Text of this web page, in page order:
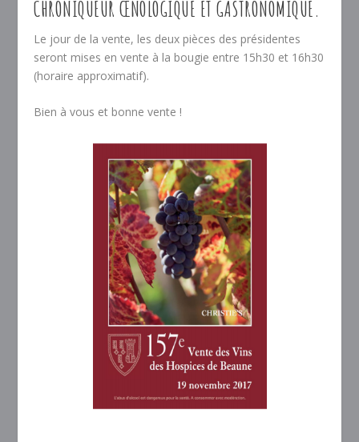
CHRONIQUEUR ŒNOLOGIQUE ET GASTRONOMIQUE.
Le jour de la vente, les deux pièces des présidentes
seront mises en vente à la bougie entre 15h30 et 16h30
(horaire approximatif).
Bien à vous et bonne vente !